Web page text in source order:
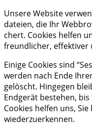
Unse­re Web­site
da­tei­en, die Ihr
chert. Coo­kies hel­fen
freund­li­cher, effek­ti­ver
Eini­ge Coo­kies sind
wer­den nach Ende
gelöscht. Hin­ge­gen
End­ge­rät bestehen,
Coo­kies hel­fen uns,
wiederzuerkennen.